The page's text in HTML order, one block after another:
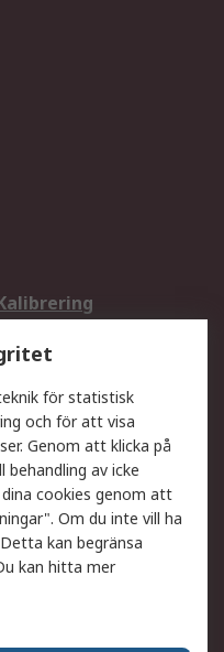
Support
av varor
din order
Fördelar med RS-konto
för statistisk
och för att visa
Genom att klicka på
behandling av icke
cookies genom att
Om du inte vill ha
kan begränsa
kan hitta mer